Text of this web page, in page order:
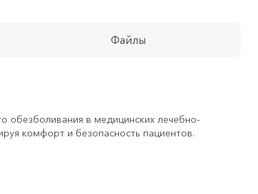
Файлы
обезболивания в медицинских лечебно-
комфорт и безопасность пациентов.